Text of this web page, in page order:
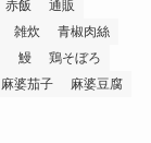
赤飯
通販
雑炊
青椒肉絲
鰻
鶏そぼろ
麻婆茄子
麻婆豆腐